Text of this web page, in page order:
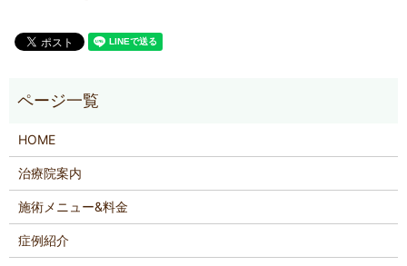
HOME
治療院案内
施術メニュー&料金
症例紹介